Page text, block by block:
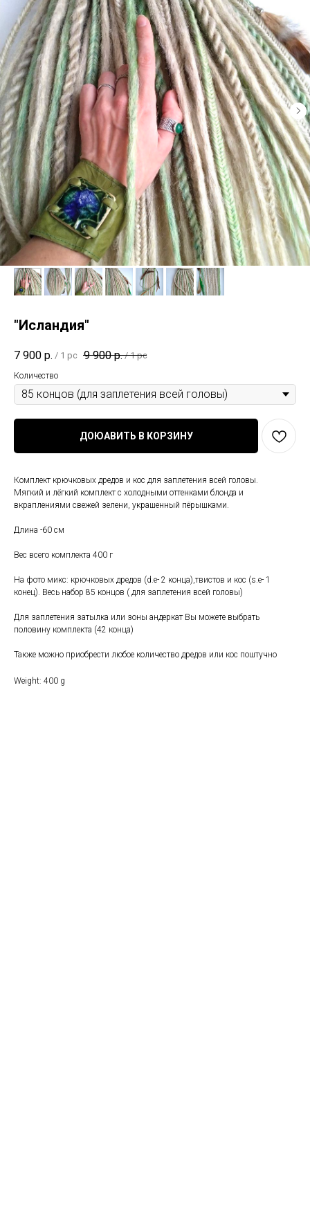
"Исландия"
7 900 р. / 1 pc 9 900 р. / 1 pc
Количество
ДОЮАВИТЬ В КОРЗИНУ
Комплект крючковых дредов и кос для заплетения всей головы.
Мягкий и лёгкий комплект с холодными оттенками блонда и
вкраплениями свежей зелени, украшенный пёрышками.
Длина -60 см
Вес всего комплекта 400 г
На фото микс: крючковых дредов (d.e- 2 конца),твистов и кос (s.e- 1
конец). Весь набор 85 концов ( для заплетения всей головы)
Для заплетения затылка или зоны андеркат Вы можете выбрать
половину комплекта (42 конца)
Также можно приобрести любое количество дредов или кос поштучно
Weight: 400 g